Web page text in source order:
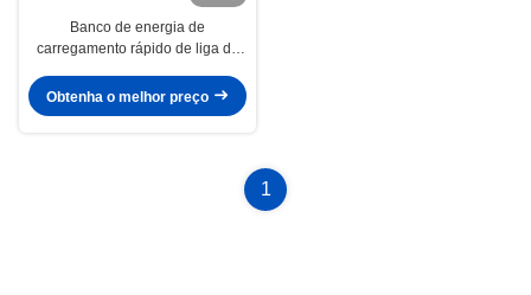
Banco de energia de
carregamento rápido de liga de
Wireless 5000mah
Obtenha o melhor preço
1